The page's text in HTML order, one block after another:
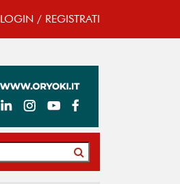
LOGIN / REGISTRATI